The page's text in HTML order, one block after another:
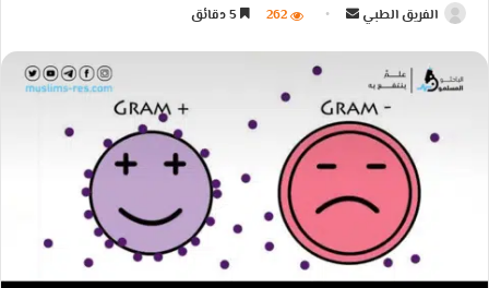
الفريق الطبي
ب
د
إ
ل
262